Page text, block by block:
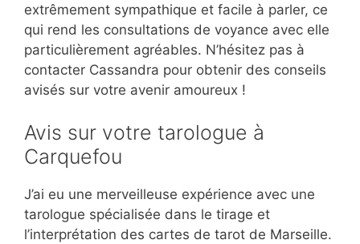
extrêmement sympathique et facile à parler, ce
qui rend les consultations de voyance avec elle
particulièrement agréables. N’hésitez pas à
contacter Cassandra pour obtenir des conseils
avisés sur votre avenir amoureux !
Avis sur votre tarologue à
Carquefou
J’ai eu une merveilleuse expérience avec une
tarologue spécialisée dans le tirage et
l’interprétation des cartes de tarot de Marseille.